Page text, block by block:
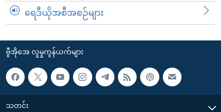
ရေဒီယိုအစီအစဉ်များ
ဗွီအိုအေ လူမှုကွန်ယက်များ
သတင်း